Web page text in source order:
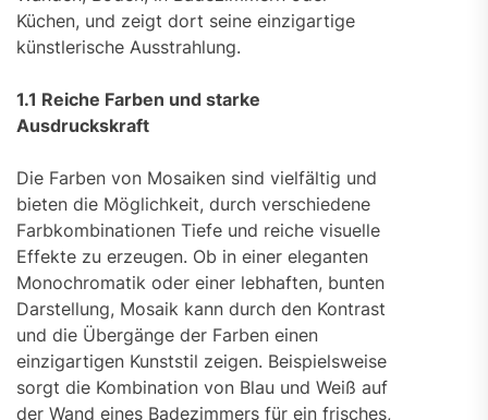
Küchen, und zeigt dort seine einzigartige
künstlerische Ausstrahlung.
1.1 Reiche Farben und starke
Ausdruckskraft
Die Farben von Mosaiken sind vielfältig und
bieten die Möglichkeit, durch verschiedene
Farbkombinationen Tiefe und reiche visuelle
Effekte zu erzeugen. Ob in einer eleganten
Monochromatik oder einer lebhaften, bunten
Darstellung, Mosaik kann durch den Kontrast
und die Übergänge der Farben einen
einzigartigen Kunststil zeigen. Beispielsweise
sorgt die Kombination von Blau und Weiß auf
der Wand eines Badezimmers für ein frisches,